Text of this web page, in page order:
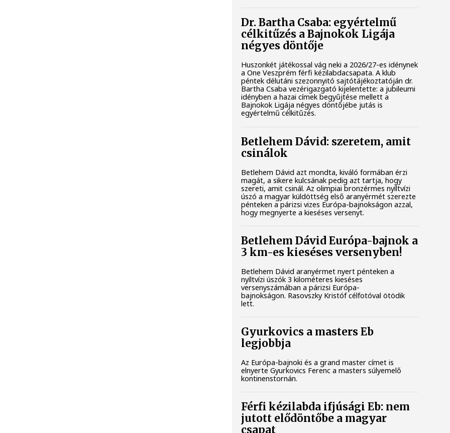
Dr. Bartha Csaba: egyértelmű
célkitűzés a Bajnokok Ligája
négyes döntője
Huszonkét játékossal vág neki a 2026/27-es idénynek
a One Veszprém férfi kézilabdacsapata. A klub
péntek délutáni szezonnyitó sajtótájékoztatóján dr.
Bartha Csaba vezérigazgató kijelentette: a jubileumi
idényben a hazai címek begyűjtése mellett a
Bajnokok Ligája négyes döntőjébe jutás is
egyértelmű célkitűzés.
Betlehem Dávid: szeretem, amit
csinálok
Betlehem Dávid azt mondta, kiváló formában érzi
magát, a sikere kulcsának pedig azt tartja, hogy
szereti, amit csinál. Az olimpiai bronzérmes nyíltvízi
úszó a magyar küldöttség első aranyérmét szerezte
pénteken a párizsi vizes Európa-bajnokságon azzal,
hogy megnyerte a kieséses versenyt.
Betlehem Dávid Európa-bajnok a
3 km-es kieséses versenyben!
Betlehem Dávid aranyérmet nyert pénteken a
nyíltvízi úszók 3 kilométeres kieséses
versenyszámában a párizsi Európa-
bajnokságon. Rasovszky Kristóf célfotóval ötödik
lett.
Gyurkovics a masters Eb
legjobbja
Az Európa-bajnoki és a grand master címet is
elnyerte Gyurkovics Ferenc a masters súlyemelő
kontinenstornán.
Férfi kézilabda ifjúsági Eb: nem
jutott elődöntőbe a magyar
csapat